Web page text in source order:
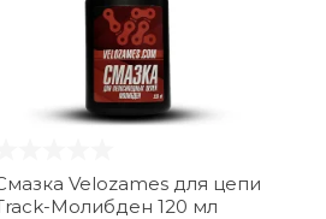
Velozames для цепи
Молибден 120 мл